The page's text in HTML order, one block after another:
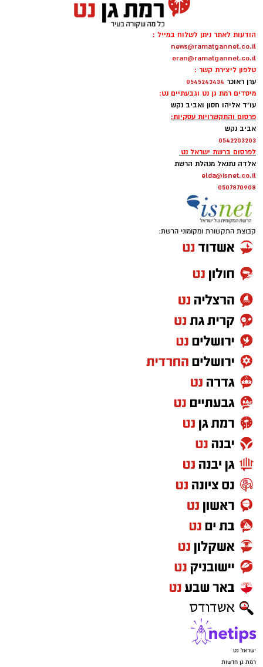
הודעות לאתר ניתן לשלוח במייל :
news@ramatgannet.co.il
eran@ramatgannet.co.il
טלפון ליצירת קשר :
ערן ראוכר 0545243434
מיסדים רמת גן נט וגבעתיים נט:
עו"ד אליהו חסון ואביב נקש
פרסום והתקשרויות עסקיות:
אביב נקש
0542203203
לפרסום ברשת ישראל נט
אלדה נתנאל מנהלת הרשת
elda@isnet.co.il
0507870908
קבוצת התקשורת ומקומוני הרשת:
ישראל נט
רמת גן חדשות